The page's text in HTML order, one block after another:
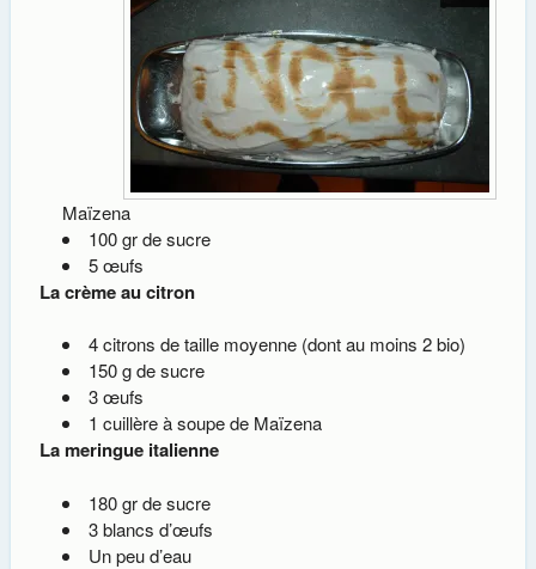
Maïzena
100 gr de sucre
5 œufs
La crème au citron
4 citrons de taille moyenne (dont au moins 2 bio)
150 g de sucre
3 œufs
1 cuillère à soupe de Maïzena
La meringue italienne
180 gr de sucre
3 blancs d’œufs
Un peu d’eau